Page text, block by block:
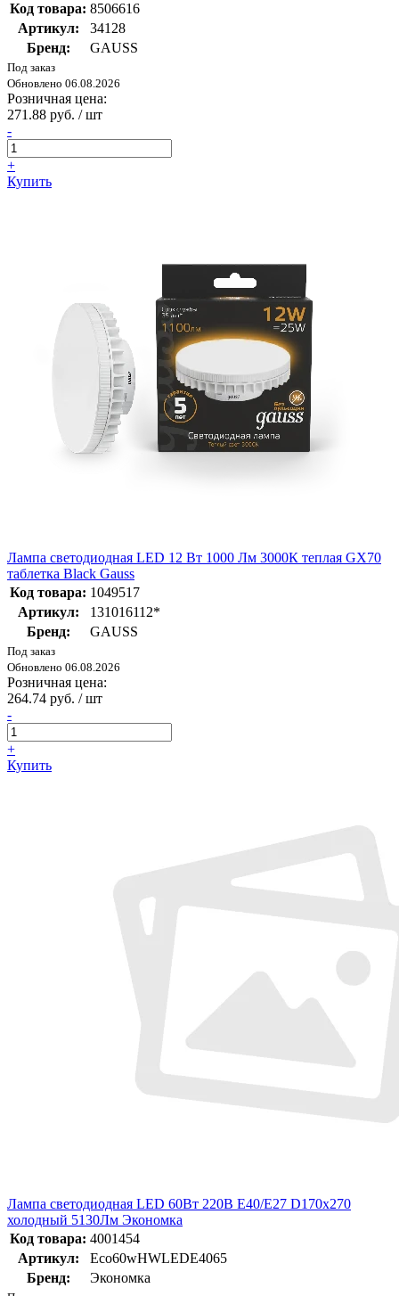
Код товара: 8506616
Артикул:
34128
Бренд:
GAUSS
Под заказ
Обновлено 06.08.2026
Розничная цена:
271.88 руб. / шт
-
+
Купить
Лампа светодиодная LED 12 Вт 1000 Лм 3000К теплая GX70
таблетка Black Gauss
Код товара: 1049517
Артикул:
131016112*
Бренд:
GAUSS
Под заказ
Обновлено 06.08.2026
Розничная цена:
264.74 руб. / шт
-
+
Купить
Лампа светодиодная LED 60Вт 220В Е40/E27 D170х270
холодный 5130Лм Экономка
Код товара: 4001454
Артикул:
Eco60wHWLEDE4065
Бренд:
Экономка